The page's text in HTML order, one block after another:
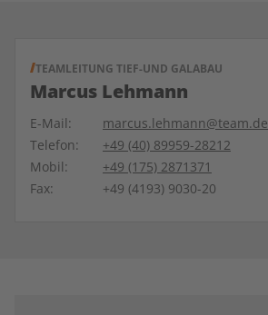
TEAMLEITUNG TIEF-UND GALABAU
Marcus Lehmann
E-Mail:
marcus.lehmann@team.de
Telefon:
+49 (40) 89959-28212
Mobil:
+49 (175) 2871371
Fax:
+49 (4193) 9030-20